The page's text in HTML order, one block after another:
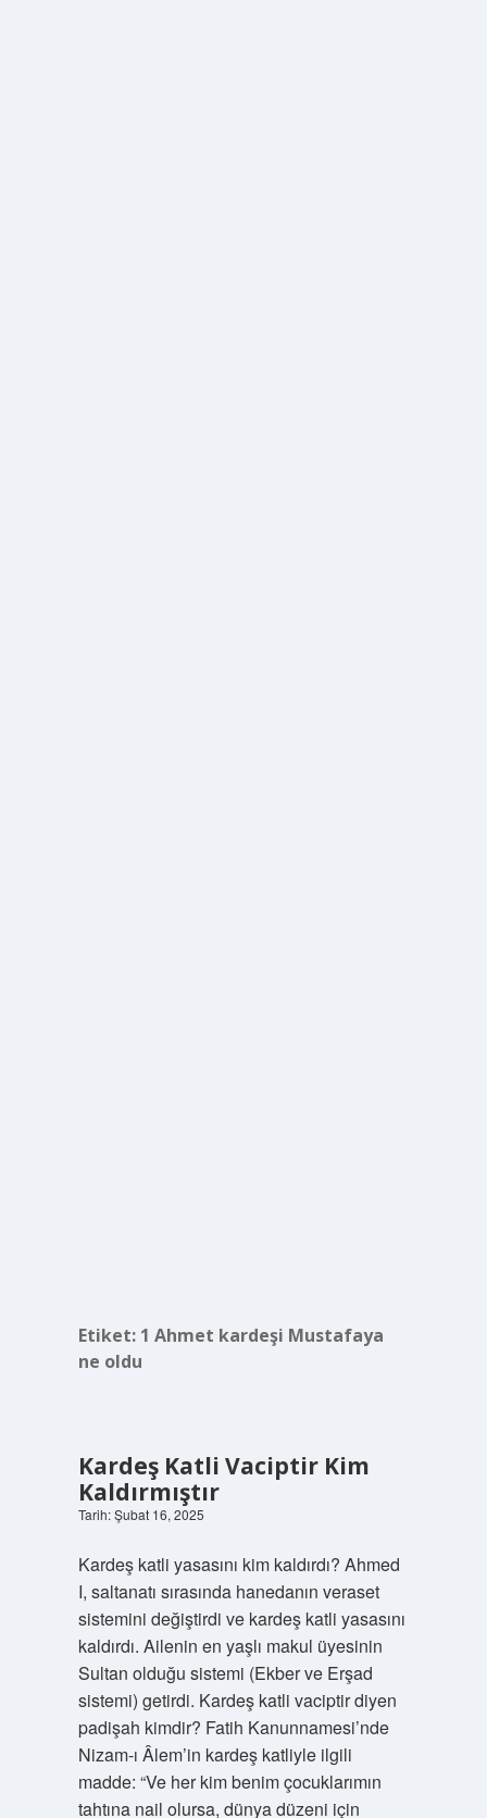
Etiket: 1 Ahmet kardeşi Mustafaya
ne oldu
Kardeş Katli Vaciptir Kim
Kaldırmıştır
Tarih: Şubat 16, 2025
Kardeş katli yasasını kim kaldırdı? Ahmed
I, saltanatı sırasında hanedanın veraset
sistemini değiştirdi ve kardeş katli yasasını
kaldırdı. Ailenin en yaşlı makul üyesinin
Sultan olduğu sistemi (Ekber ve Erşad
sistemi) getirdi. Kardeş katli vaciptir diyen
padişah kimdir? Fatih Kanunnamesi’nde
Nizam-ı Âlem’in kardeş katliyle ilgili
madde: “Ve her kim benim çocuklarımın
tahtına nail olursa, dünya düzeni için